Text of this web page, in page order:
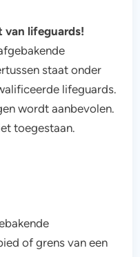
van lifeguards!
staat onder
lifeguards.
wordt aanbevolen.
toegestaan.
of grens van een